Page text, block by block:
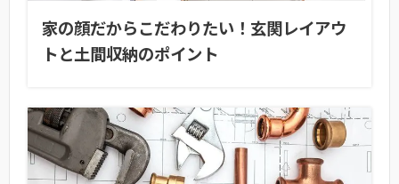
家の顔だからこだわりたい！玄関レイアウ
トと土間収納のポイント